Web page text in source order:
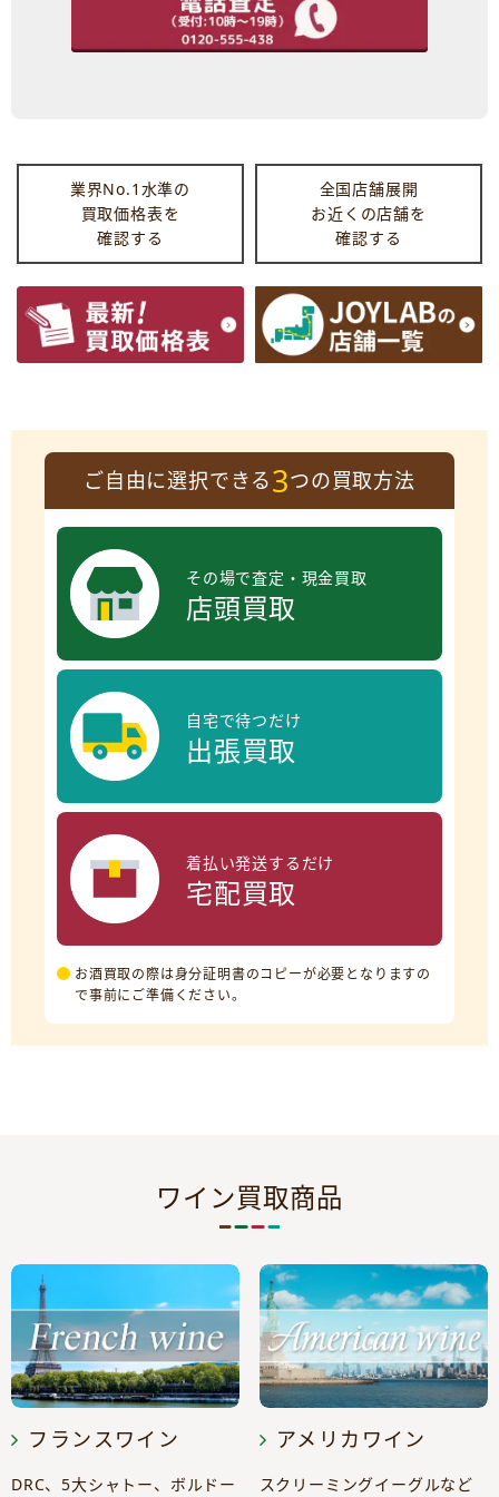
業界No.1水準の
買取価格表を
確認する
全国店舗展開
お近くの店舗を
確認する
ご自由に選択できる3つの買取方法
その場で査定・現金買取
店頭買取
自宅で待つだけ
出張買取
着払い発送するだけ
宅配買取
お酒買取の際は身分証明書のコピーが必要となりますの
で事前にご準備ください。
ワイン買取商品
フランスワイン
DRC、5大シャトー、ボルドー
アメリカワイン
スクリーミングイーグルなど